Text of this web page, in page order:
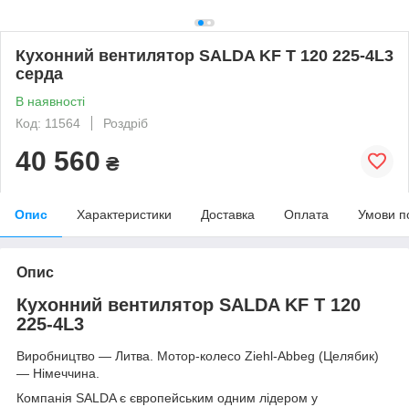
Кухонний вентилятор SALDA KF T 120 225-4L3
серда
В наявності
Код: 11564
Роздріб
40 560 ₴
Опис Характеристики Доставка Оплата Умови
Опис
Кухонний вентилятор SALDA KF T 120
225-4L3
Виробництво — Литва. Мотор-колесо Ziehl-Abbeg (Целябик)
— Німеччина.
Компанія SALDA є європейським одним лідером у